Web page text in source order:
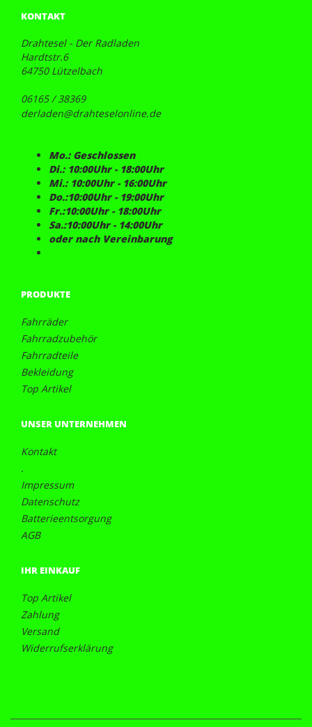
KONTAKT
Drahtesel - Der Radladen
Hardtstr.6
64750 Lützelbach
06165 / 38369
derladen@drahteselonline.de
Mo.: Geschlossen
Di.: 10:00Uhr - 18:00Uhr
Mi.: 10:00Uhr - 16:00Uhr
Do.:10:00Uhr - 19:00Uhr
Fr.:10:00Uhr - 18:00Uhr
Sa.:10:00Uhr - 14:00Uhr
oder nach Vereinbarung
PRODUKTE
Fahrräder
Fahrradzubehör
Fahrradteile
Bekleidung
Top Artikel
UNSER UNTERNEHMEN
Kontakt
.
Impressum
Datenschutz
Batterieentsorgung
AGB
IHR EINKAUF
Top Artikel
Zahlung
Versand
Widerrufserklärung